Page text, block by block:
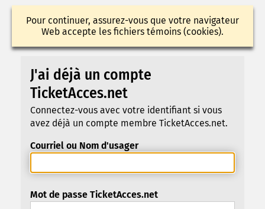
Pour continuer, assurez-vous que votre navigateur
Web accepte les fichiers témoins (cookies).
J'ai déjà un compte
TicketAcces.net
Connectez-vous avec votre identifiant si vous
avez déjà un compte membre TicketAcces.net.
Courriel ou Nom d'usager
Mot de passe TicketAcces.net